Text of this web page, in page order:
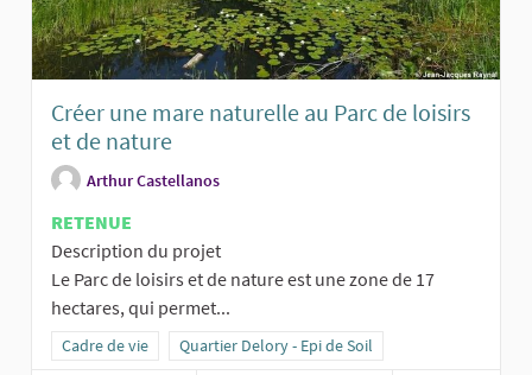
Créer une mare naturelle au Parc de loisirs
et de nature
Arthur Castellanos
RETENUE
Description du projet
Le Parc de loisirs et de nature est une zone de 17
hectares, qui permet...
Filtrer les résultats de la catégorie : Cadre de vie
Cadre de vie Filtrer les résultats pour le secteur : Quartier
Quartier Delory - Epi de Soil